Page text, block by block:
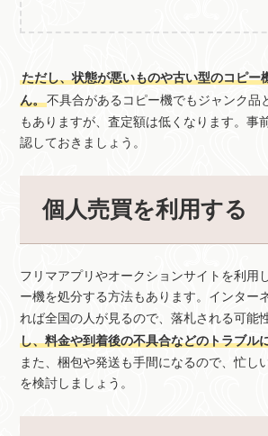
ただし、状態が悪いものや古い型のコピー
ん。不具合があるコピー機でもジャンク品
もありますが、査定額は低くなります。事
認しておきましょう。
個人売買を利用する
フリマアプリやオークションサイトを利用
ー機を処分する方法もあります。インター
れば全国の人が見るので、落札される可能
し、料金や到着後の不具合などのトラブル
また、梱包や発送も手間になるので、忙し
を検討しましょう。